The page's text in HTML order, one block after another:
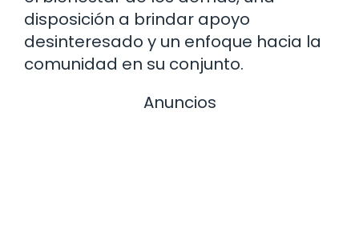
disposición a brindar apoyo
desinteresado y un enfoque hacia la
comunidad en su conjunto.
Anuncios